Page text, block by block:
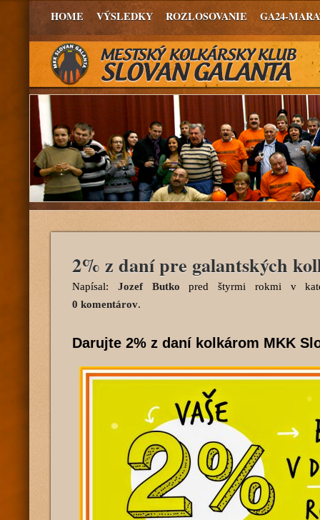
HOME VÝSLEDKY ROZLOSOVANIE GA24-
2% z daní pre galantských
Napísal: Jozef Butko pred štyrmi rokmi v
0 komentárov.
Darujte 2% z daní kolkárom MKK